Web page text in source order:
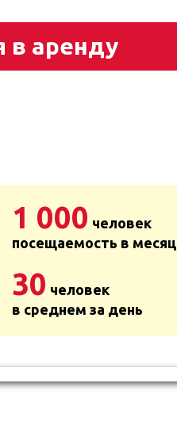
в аренду
1 000 человек
посещаемость в месяц
30 человек
в среднем за день